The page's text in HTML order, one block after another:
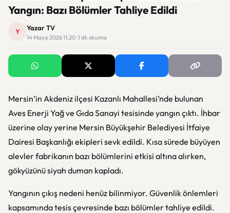
Yangın: Bazı Bölümler Tahliye Edildi
Y Yazar TV
14 Mayıs 2026 11:20 · 1 dk okuma
Mersin’in Akdeniz ilçesi Kazanlı Mahallesi’nde bulunan
Aves Enerji Yağ ve Gıda Sanayi tesisinde yangın çıktı. İhbar
üzerine olay yerine Mersin Büyükşehir Belediyesi İtfaiye
Dairesi Başkanlığı ekipleri sevk edildi. Kısa sürede büyüyen
alevler fabrikanın bazı bölümlerini etkisi altına alırken,
gökyüzünü siyah duman kapladı.
Yangının çıkış nedeni henüz bilinmiyor. Güvenlik önlemleri
kapsamında tesis çevresinde bazı bölümler tahliye edildi.